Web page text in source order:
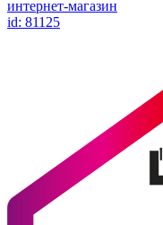
интернет-магазин
id: 81125